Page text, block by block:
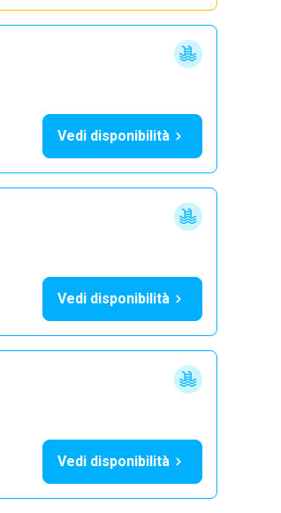
Vedi disponibilità
Vedi disponibilità
Vedi disponibilità